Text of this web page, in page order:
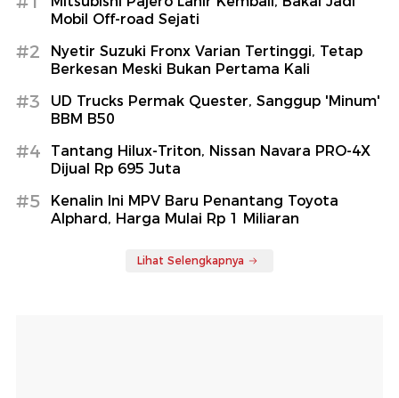
Mobil Off-road Sejati
#2
Nyetir Suzuki Fronx Varian Tertinggi, Tetap
Berkesan Meski Bukan Pertama Kali
#3
UD Trucks Permak Quester, Sanggup 'Minum'
BBM B50
#4
Tantang Hilux-Triton, Nissan Navara PRO-4X
Dijual Rp 695 Juta
#5
Kenalin Ini MPV Baru Penantang Toyota
Alphard, Harga Mulai Rp 1 Miliaran
Lihat Selengkapnya